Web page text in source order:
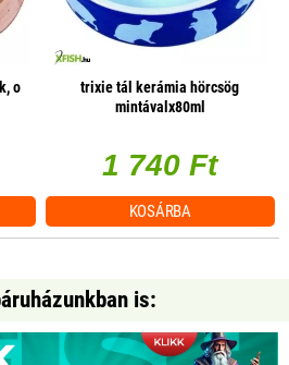
o
trixie tál kerámia hörcsög
mintávalx80ml
1 740 Ft
KOSÁRBA
is: